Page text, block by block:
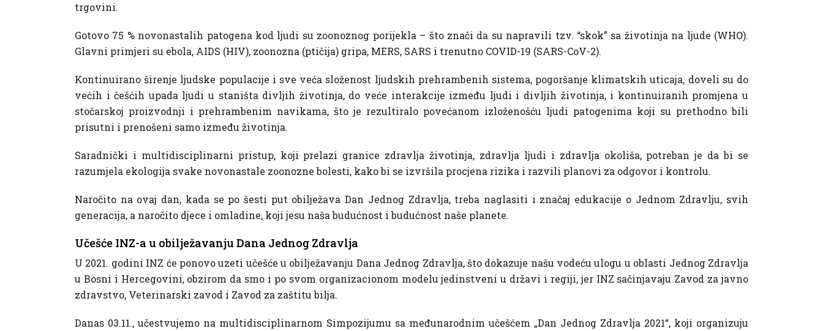
trgovini.
Gotovo 75 % novonastalih patogena kod ljudi su zoonoznog porijekla – što znači da su napravili tzv. “skok” sa životinja na ljude (WHO).
Glavni primjeri su ebola, AIDS (HIV), zoonozna (ptičija) gripa, MERS, SARS i trenutno COVID-19 (SARS-CoV-2).
Kontinuirano širenje ljudske populacije i sve veća složenost ljudskih prehrambenih sistema, pogoršanje klimatskih uticaja, doveli su do
većih i češćih upada ljudi u staništa divljih životinja, do veće interakcije između ljudi i divljih životinja, i kontinuiranih promjena u
stočarskoj proizvodnji i prehrambenim navikama, što je rezultiralo povećanom izloženošću ljudi patogenima koji su prethodno bili
prisutni i prenošeni samo između životinja.
Saradnički i multidisciplinarni pristup, koji prelazi granice zdravlja životinja, zdravlja ljudi i zdravlja okoliša, potreban je da bi se
razumjela ekologija svake novonastale zoonozne bolesti, kako bi se izvršila procjena rizika i razvili planovi za odgovor i kontrolu.
Naročito na ovaj dan, kada se po šesti put obilježava Dan Jednog Zdravlja, treba naglasiti i značaj edukacije o Jednom Zdravlju, svih
generacija, a naročito djece i omladine, koji jesu naša budućnost i budućnost naše planete.
Učešće INZ-a u obilježavanju Dana Jednog Zdravlja
U 2021. godini INZ će ponovo uzeti učešće u obilježavanju Dana Jednog Zdravlja, što dokazuje našu vodeću ulogu u oblasti Jednog Zdravlja
u Bosni i Hercegovini, obzirom da smo i po svom organizacionom modelu jedinstveni u državi i regiji, jer INZ sačinjavaju Zavod za javno
zdravstvo, Veterinarski zavod i Zavod za zaštitu bilja.
Danas 03.11., učestvujemo na multidisciplinarnom Simpozijumu sa međunarodnim učešćem „Dan Jednog Zdravlja 2021“, koji organizuju